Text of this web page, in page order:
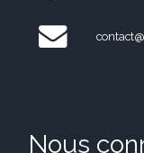
Nous